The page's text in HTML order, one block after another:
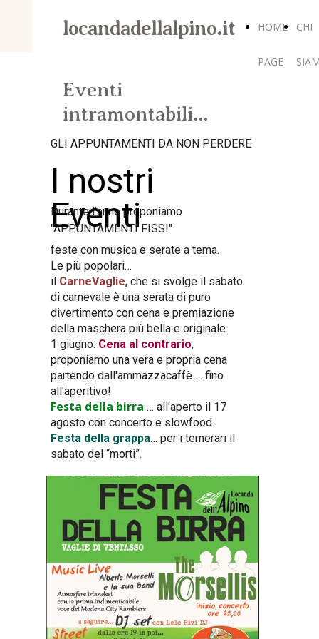
HOME
PAGE
CHI
locandadellalpino.it
Eventi
intramontabili…
GLI APPUNTAMENTI DA NON PERDERE
I nostri
Eventi
Durante l'anno proponiamo
"APPUNTAMENTI FISSI"
feste con musica e serate a tema.
Le più popolari…
il CarneVaglie, che si svolge il sabato
di carnevale è una serata di puro
divertimento con cena e premiazione
della maschera più bella e originale.
1 giugno: Cena al contrario,
proponiamo una vera e propria cena
partendo dall'ammazzacaffè … fino
all'aperitivo!
Festa della birra … all'aperto il 17
agosto con concerto e slowfood.
Festa della grappa… per i temerari il
sabato del “morti”.